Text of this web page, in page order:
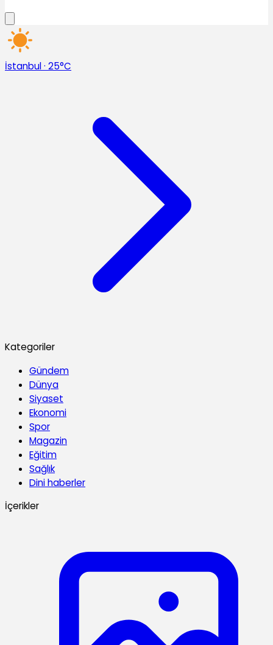
İstanbul· 25°C
Kategoriler
Gündem
Dünya
Siyaset
Ekonomi
Spor
Magazin
Eğitim
Sağlık
Dini haberler
İçerikler